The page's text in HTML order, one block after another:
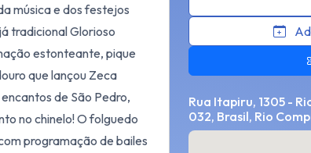
música e dos festejos
tradicional Glorioso
estonteante, pique
que lançou Zeca
de São Pedro,
no chinelo! O folguedo
programação de bailes
Rua Itapiru, 1305 -
032, Brasil, Rio